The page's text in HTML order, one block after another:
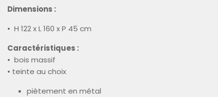
Dimensions :
• H 122 x L 160 x P 45 cm
Caractéristiques :
• bois massif
• teinte au choix
piètement en métal